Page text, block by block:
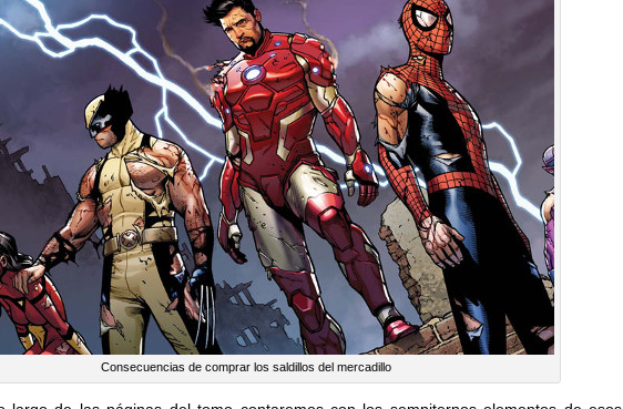
Consecuencias de comprar los saldillos del mercadillo